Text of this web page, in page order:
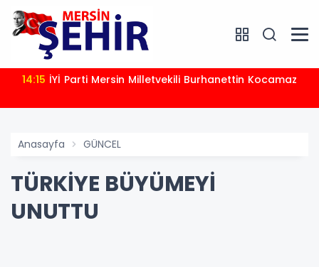
14:15 İYİ Parti Mersin Milletvekili Burhanettin Kocamaz
Anasayfa GÜNCEL
TÜRKİYE BÜYÜMEYİ
UNUTTU